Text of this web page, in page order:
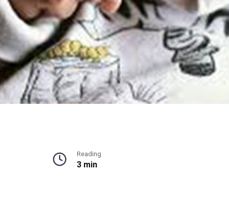
Reading
3 min